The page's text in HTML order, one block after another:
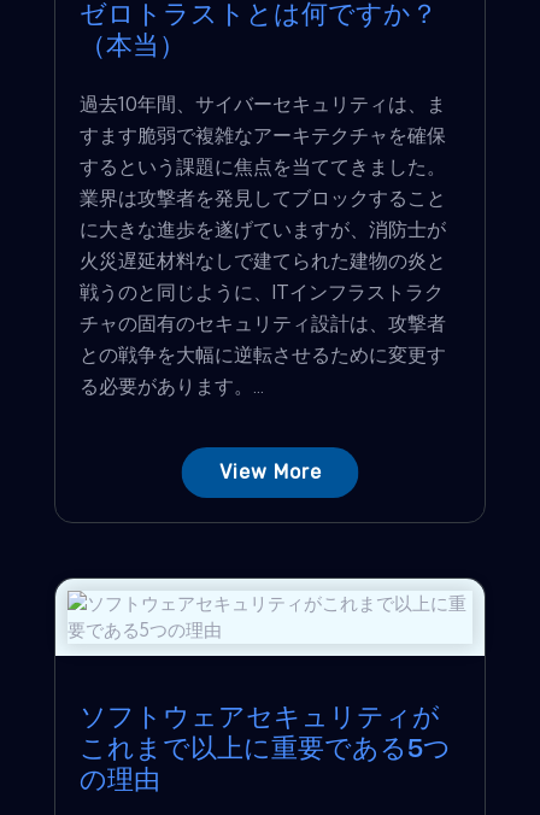
ゼロトラストとは何ですか？
（本当）
過去10年間、サイバーセキュリティは、ま
すます脆弱で複雑なアーキテクチャを確保
するという課題に焦点を当ててきました。
業界は攻撃者を発見してブロックすること
に大きな進歩を遂げていますが、消防士が
火災遅延材料なしで建てられた建物の炎と
戦うのと同じように、ITインフラストラク
チャの固有のセキュリティ設計は、攻撃者
との戦争を大幅に逆転させるために変更す
る必要があります。...
View More
ソフトウェアセキュリティが
これまで以上に重要である5つ
の理由